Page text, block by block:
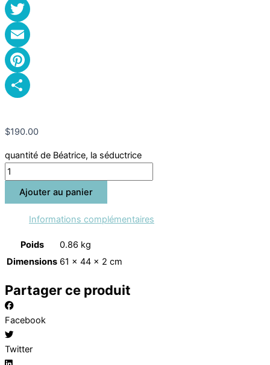
Facebook
Twitter
Email
Pinterest
$190.00
quantité de Béatrice, la séductrice
Ajouter au panier
Informations complémentaires
Poids
0.86 kg
Dimensions 61 × 44 × 2 cm
Partager ce produit
Facebook
Twitter